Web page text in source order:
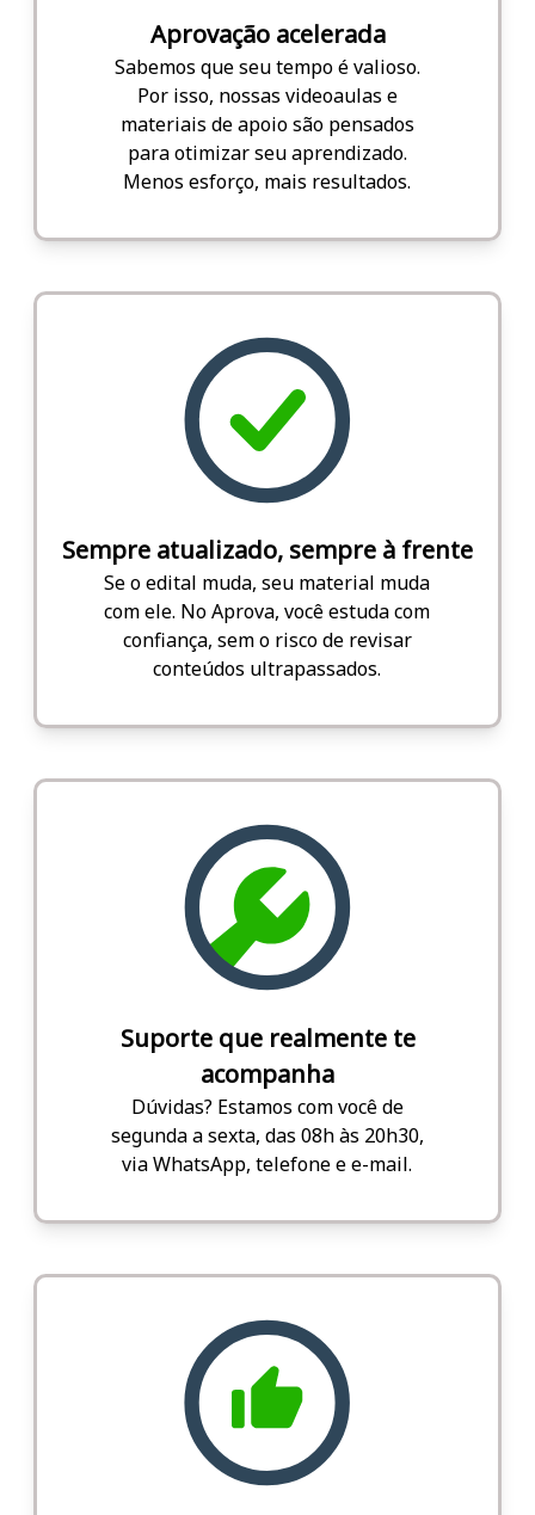
Aprovação acelerada
Sabemos que seu tempo é valioso.
Por isso, nossas videoaulas e
materiais de apoio são pensados
para otimizar seu aprendizado.
Menos esforço, mais resultados.
Sempre atualizado, sempre à frente
Se o edital muda, seu material muda
com ele. No Aprova, você estuda com
confiança, sem o risco de revisar
conteúdos ultrapassados.
Suporte que realmente te
acompanha
Dúvidas? Estamos com você de
segunda a sexta, das 08h às 20h30,
via WhatsApp, telefone e e-mail.